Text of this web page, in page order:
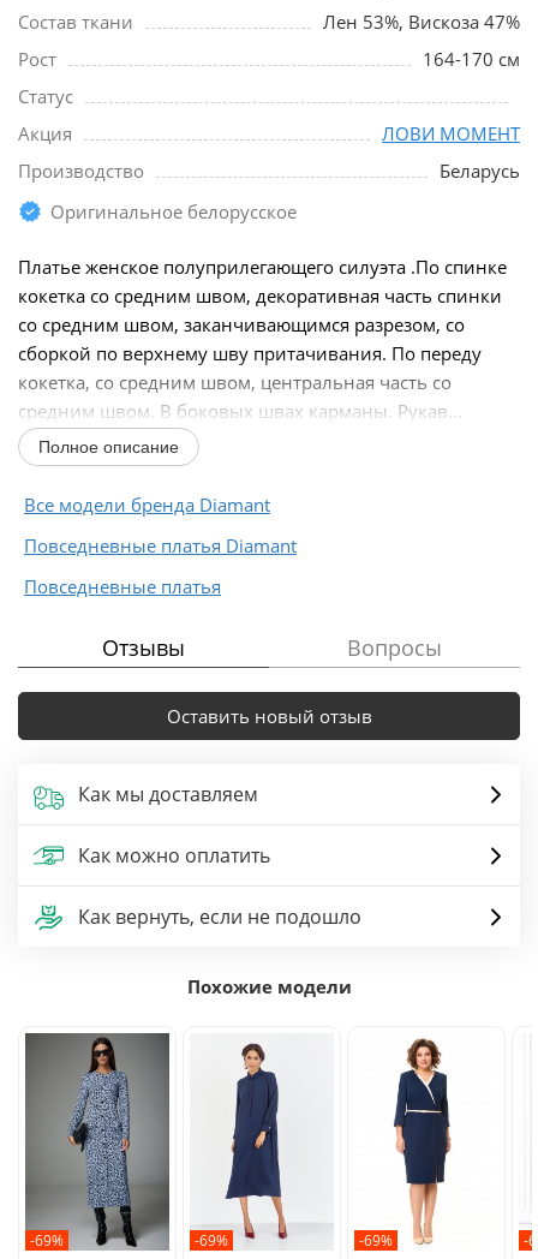
Состав ткани
Лен 53%, Вискоза 47%
Рост
164-170 см
Статус
Акция
ЛОВИ МОМЕНТ
Производство
Беларусь
Оригинальное белорусское
Платье женское полуприлегающего силуэта .По спинке
кокетка со средним швом, декоративная часть спинки
со средним швом, заканчивающимся разрезом, со
сборкой по верхнему шву притачивания. По переду
кокетка, со средним швом, центральная часть со
средним швом. В боковых швах карманы. Рукав...
Полное описание
Все модели бренда Diamant
Повседневные платья Diamant
Повседневные платья
Отзывы Вопросы
Оставить новый отзыв
Как мы доставляем
Как можно оплатить
Как вернуть, если не подошло
Похожие модели
-69% -69% -69% -